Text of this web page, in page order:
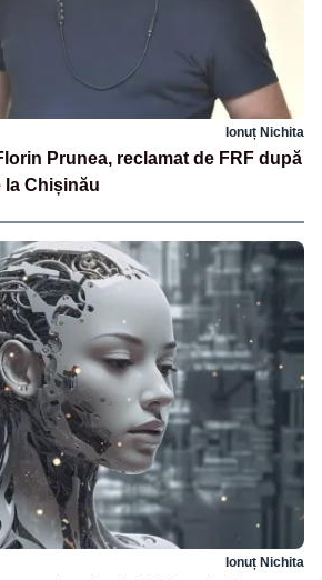
Ionuț Nichita
Prunea, reclamat de FRF după
la Chișinău
Ionuț Nichita